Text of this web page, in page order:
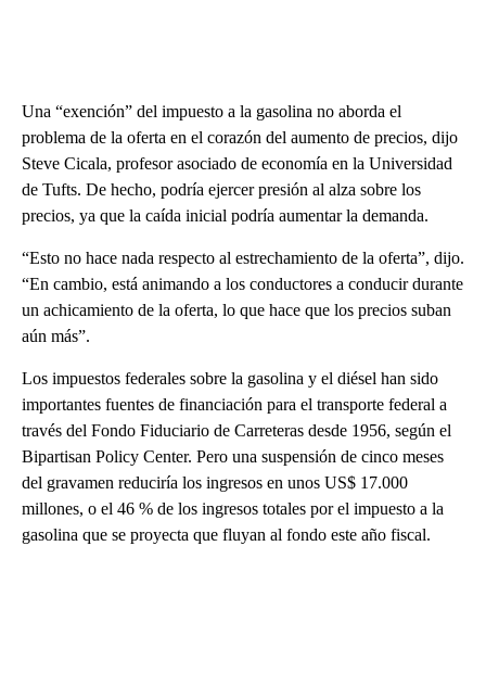
Una “exención” del impuesto a la gasolina no aborda el
problema de la oferta en el corazón del aumento de precios, dijo
Steve Cicala, profesor asociado de economía en la Universidad
de Tufts. De hecho, podría ejercer presión al alza sobre los
precios, ya que la caída inicial podría aumentar la demanda.
“Esto no hace nada respecto al estrechamiento de la oferta”, dijo.
“En cambio, está animando a los conductores a conducir durante
un achicamiento de la oferta, lo que hace que los precios suban
aún más”.
Los impuestos federales sobre la gasolina y el diésel han sido
importantes fuentes de financiación para el transporte federal a
través del Fondo Fiduciario de Carreteras desde 1956, según el
Bipartisan Policy Center. Pero una suspensión de cinco meses
del gravamen reduciría los ingresos en unos US$ 17.000
millones, o el 46 % de los ingresos totales por el impuesto a la
gasolina que se proyecta que fluyan al fondo este año fiscal.